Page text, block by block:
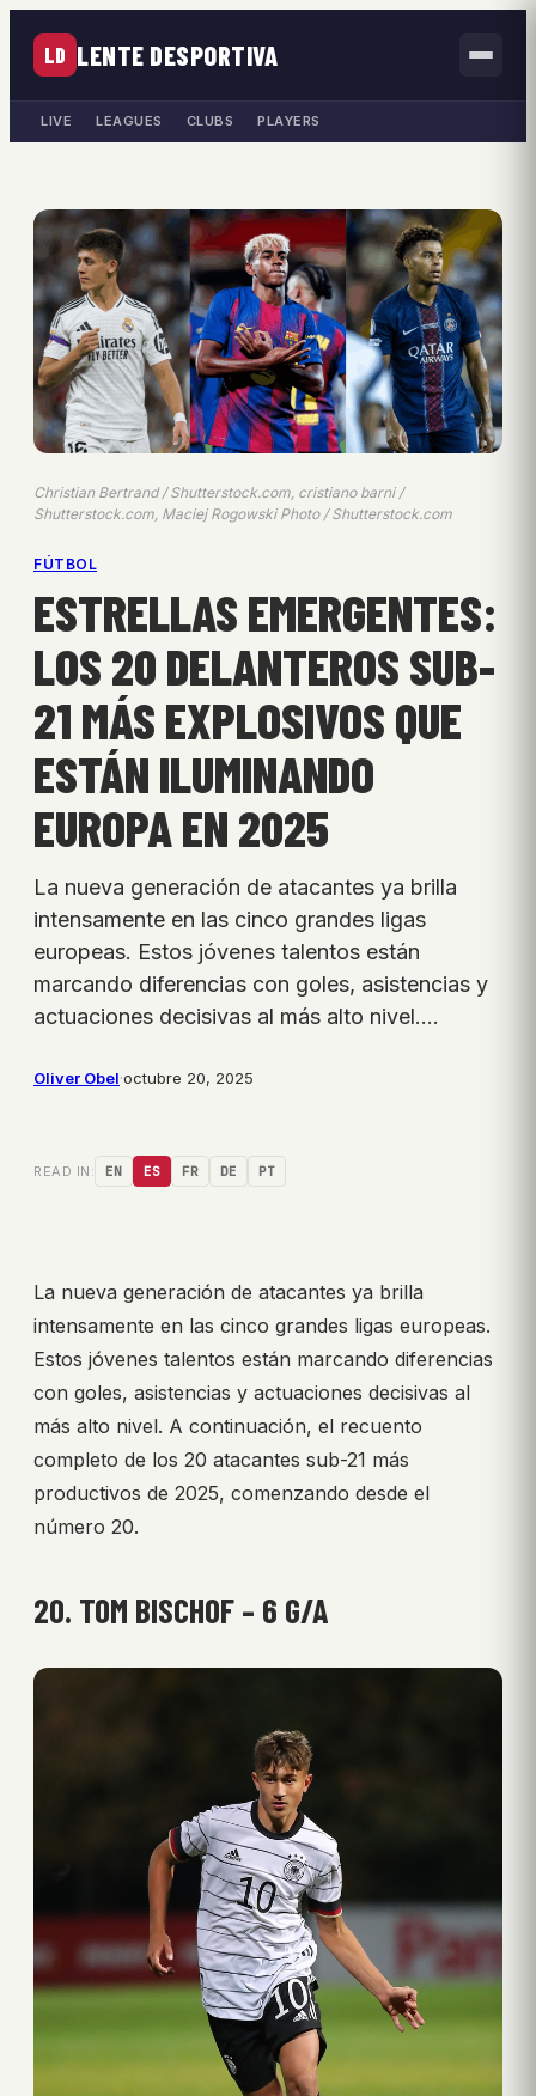
LD LENTE DESPORTIVA
LIVE LEAGUES CLUBS PLAYERS
Christian Bertrand / Shutterstock.com, cristiano barni /
Shutterstock.com, Maciej Rogowski Photo / Shutterstock.com
FÚTBOL
ESTRELLAS EMERGENTES:
LOS 20 DELANTEROS SUB-
21 MÁS EXPLOSIVOS QUE
ESTÁN ILUMINANDO
EUROPA EN 2025
La nueva generación de atacantes ya brilla
intensamente en las cinco grandes ligas
europeas. Estos jóvenes talentos están
marcando diferencias con goles, asistencias y
actuaciones decisivas al más alto nivel.…
Oliver Obel·octubre 20, 2025
READ IN: EN ES FR DE PT
La nueva generación de atacantes ya brilla
intensamente en las cinco grandes ligas europeas.
Estos jóvenes talentos están marcando diferencias
con goles, asistencias y actuaciones decisivas al
más alto nivel. A continuación, el recuento
completo de los 20 atacantes sub-21 más
productivos de 2025, comenzando desde el
número 20.
20. TOM BISCHOF – 6 G/A